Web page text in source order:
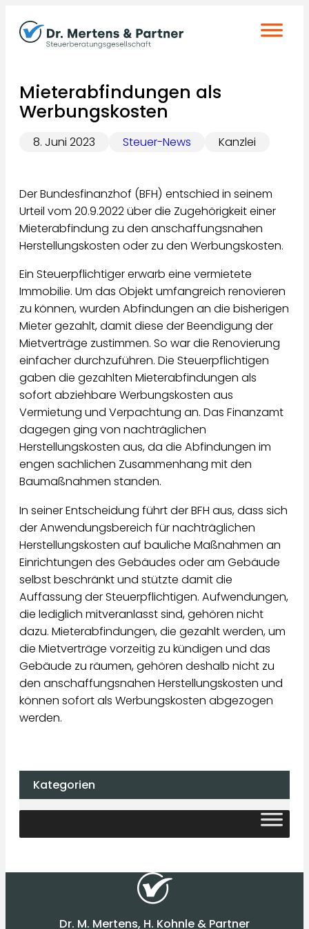
Inhalt
springen
Mieterabfindungen als
Werbungskosten
8. Juni 2023 Steuer-News Kanzlei
Der Bundesfinanzhof (BFH) entschied in seinem
Urteil vom 20.9.2022 über die Zugehörigkeit einer
Mieterabfindung zu den anschaffungsnahen
Herstellungskosten oder zu den Werbungskosten.
Ein Steuerpflichtiger erwarb eine vermietete
Immobilie. Um das Objekt umfangreich renovieren
zu können, wurden Abfindungen an die bisherigen
Mieter gezahlt, damit diese der Beendigung der
Mietverträge zustimmen. So war die Renovierung
einfacher durchzuführen. Die Steuerpflichtigen
gaben die gezahlten Mieterabfindungen als
sofort abziehbare Werbungskosten aus
Vermietung und Verpachtung an. Das Finanzamt
dagegen ging von nachträglichen
Herstellungskosten aus, da die Abfindungen im
engen sachlichen Zusammenhang mit den
Baumaßnahmen standen.
In seiner Entscheidung führt der BFH aus, dass sich
der Anwendungsbereich für nachträglichen
Herstellungskosten auf bauliche Maßnahmen an
Einrichtungen des Gebäudes oder am Gebäude
selbst beschränkt und stützte damit die
Auffassung der Steuerpflichtigen. Aufwendungen,
die lediglich mitveranlasst sind, gehören nicht
dazu. Mieterabfindungen, die gezahlt werden, um
die Mietverträge vorzeitig zu kündigen und das
Gebäude zu räumen, gehören deshalb nicht zu
den anschaffungsnahen Herstellungskosten und
können sofort als Werbungskosten abgezogen
werden.
Kategorien
Dr. M. Mertens, H. Kohnle & Partner